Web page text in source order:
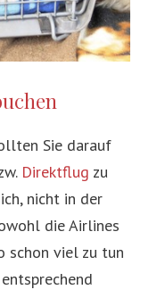
Sie darauf
Direktflug zu
nicht in der
die Airlines
schon viel zu tun